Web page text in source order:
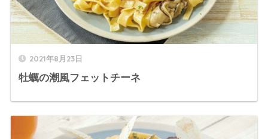
2021年8月23日
牡蠣の潮風フェットチーネ